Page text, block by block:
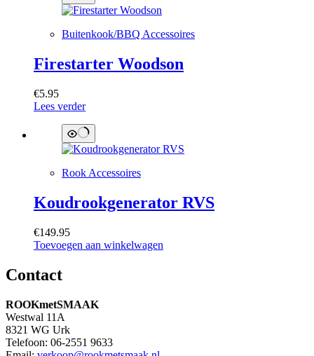
Buitenkook/BBQ Accessoires
Firestarter Woodson
€5.95
Lees verder
Rook Accessoires
Koudrookgenerator RVS
€149.95
Toevoegen aan winkelwagen
Contact
ROOKmetSMAAK
Westwal 11A
8321 WG Urk
Telefoon: 06-2551 9633